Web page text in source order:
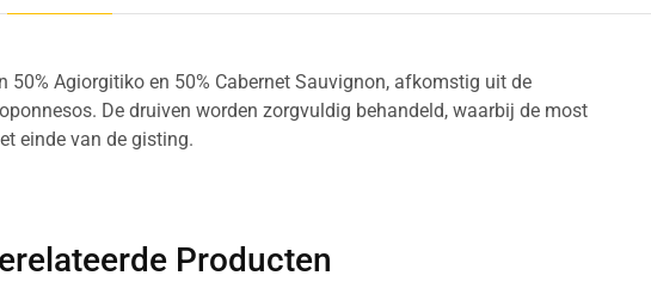
50% Agiorgitiko en 50% Cabernet Sauvignon, afkomstig uit de
De druiven worden zorgvuldig behandeld, waarbij de most
einde van de gisting.
Producten